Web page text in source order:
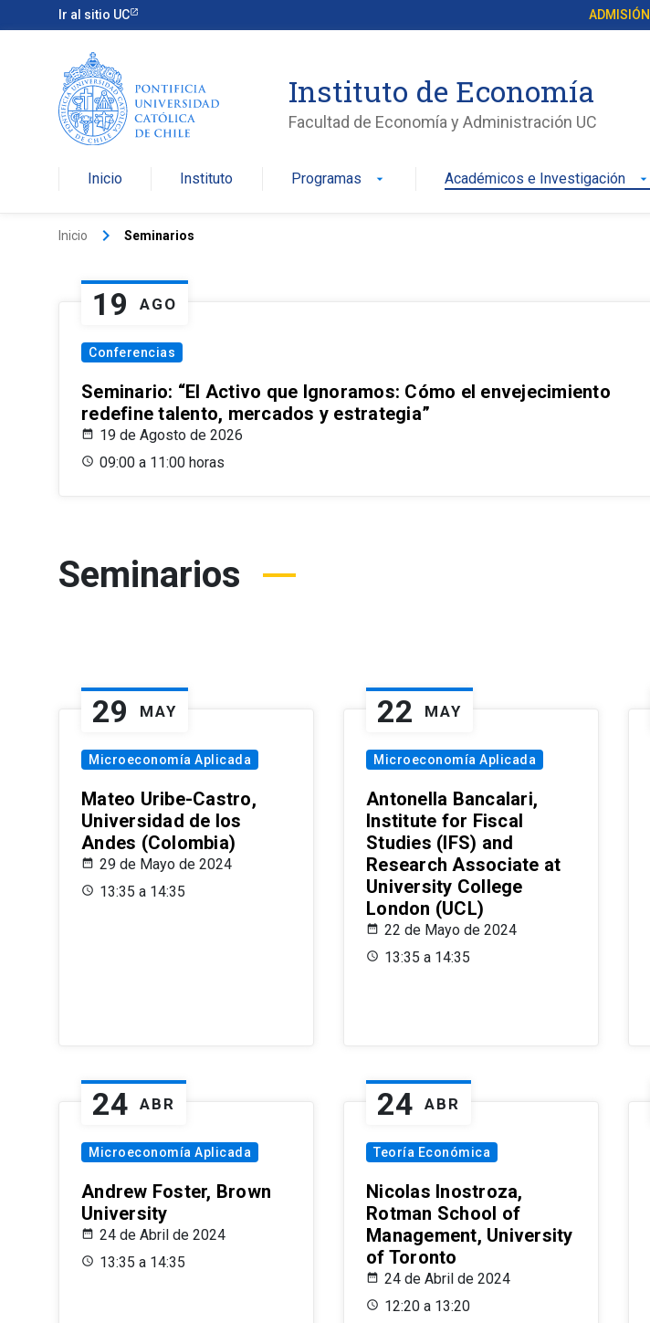
Ir al sitio UC ADMISIÓN
Instituto de Economía
Facultad de Economía y Administración UC
Inicio Instituto Programas arrow_drop_down Académicos e Investigación arrow_drop_down
Inicio keyboard_arrow_right Seminarios
19 AGO
Conferencias
Seminario: “El Activo que Ignoramos: Cómo el envejecimiento
redefine talento, mercados y estrategia”
19 de Agosto de 2026
09:00 a 11:00 horas
Seminarios
29 MAY
Microeconomía Aplicada
Mateo Uribe-Castro,
Universidad de los
Andes (Colombia)
29 de Mayo de 2024
13:35 a 14:35
22 MAY
Microeconomía Aplicada
Antonella Bancalari,
Institute for Fiscal
Studies (IFS) and
Research Associate at
University College
London (UCL)
22 de Mayo de 2024
13:35 a 14:35
24 ABR
Microeconomía Aplicada
Andrew Foster, Brown
University
24 de Abril de 2024
13:35 a 14:35
24 ABR
Teoría Económica
Nicolas Inostroza,
Rotman School of
Management, University
of Toronto
24 de Abril de 2024
12:20 a 13:20